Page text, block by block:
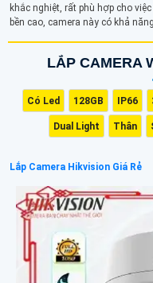
khắc nghiệt, rất phù hợp cho
bền cao, camera này có khả
sự an tâm cho người sử dụng.
LẮP CAMERA
Có Led 128GB IP66
Dual Light Thân
Lắp Camera Hikvision Giá Rẻ